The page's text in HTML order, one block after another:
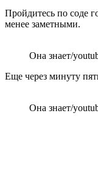
Пройдитесь по соде
менее заметными.
Она знает/
Еще через минуту
Она знает/